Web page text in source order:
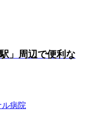
」周辺で便利な